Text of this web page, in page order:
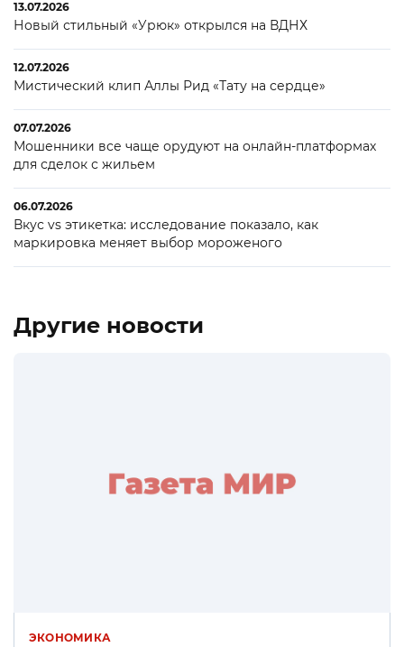
13.07.2026
Новый стильный «Урюк» открылся на ВДНХ
12.07.2026
Мистический клип Аллы Рид «Тату на сердце»
07.07.2026
Мошенники все чаще орудуют на онлайн-платформах
для сделок с жильем
06.07.2026
Вкус vs этикетка: исследование показало, как
маркировка меняет выбор мороженого
Другие новости
ЭКОНОМИКА